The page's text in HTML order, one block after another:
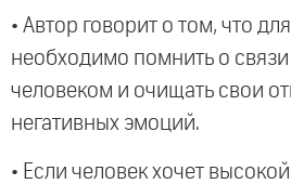
• Автор говорит о том, что
необходимо помнить о
человеком и очищать свои
негативных эмоций.
• Если человек хочет